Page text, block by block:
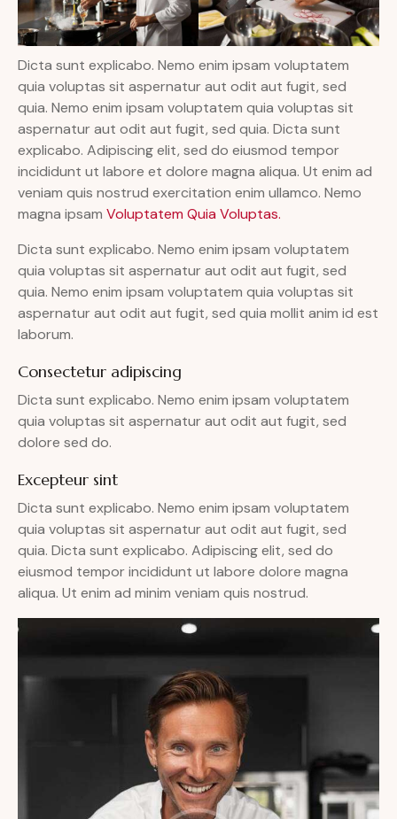
Dicta sunt explicabo. Nemo enim ipsam voluptatem
quia voluptas sit aspernatur aut odit aut fugit, sed
quia. Nemo enim ipsam voluptatem quia voluptas sit
aspernatur aut odit aut fugit, sed quia. Dicta sunt
explicabo. Adipiscing elit, sed do eiusmod tempor
incididunt ut labore et dolore magna aliqua. Ut enim ad
veniam quis nostrud exercitation enim ullamco. Nemo
magna ipsam Voluptatem Quia Voluptas.
Dicta sunt explicabo. Nemo enim ipsam voluptatem
quia voluptas sit aspernatur aut odit aut fugit, sed
quia. Nemo enim ipsam voluptatem quia voluptas sit
aspernatur aut odit aut fugit, sed quia mollit anim id est
laborum.
Consectetur adipiscing
Dicta sunt explicabo. Nemo enim ipsam voluptatem
quia voluptas sit aspernatur aut odit aut fugit, sed
dolore sed do.
Excepteur sint
Dicta sunt explicabo. Nemo enim ipsam voluptatem
quia voluptas sit aspernatur aut odit aut fugit, sed
quia. Dicta sunt explicabo. Adipiscing elit, sed do
eiusmod tempor incididunt ut labore dolore magna
aliqua. Ut enim ad minim veniam quis nostrud.